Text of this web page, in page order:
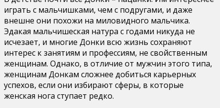
играть с мальчишками, чем с подругами, и даже
внешне они похожи на миловидного мальчика.
Эдакая мальчишеская натура с годами никуда не
исчезает, и многие Донки всю жизнь сохраняют
интерес к занятиям и профессиям, не свойственным
женщинам. Однако, в отличие от мужчин этого типа,
женщинам Донкам сложнее добиться карьерных
успехов, если они избирают сферы, в которые
женская нога ступает редко.